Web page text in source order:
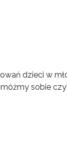
dzieci w
sobie